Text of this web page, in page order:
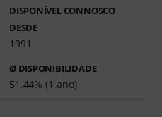
DISPONÍVEL CONNOSCO
DESDE
1991
Ø DISPONIBILIDADE
51.44% (1 ano)